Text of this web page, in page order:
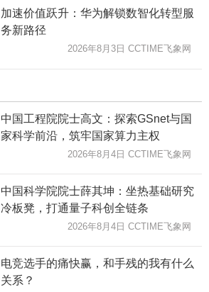
加速价值跃升：华为解锁数智化转型服
务新路径
2026年8月3日 CCTIME飞象网
中国工程院院士高文：探索GSnet与国
家科学前沿，筑牢国家算力主权
2026年8月4日 CCTIME飞象网
中国科学院院士薛其坤：坐热基础研究
冷板凳，打通量子科创全链条
2026年8月4日 CCTIME飞象网
电竞选手的痛快赢，和手残的我有什么
关系？